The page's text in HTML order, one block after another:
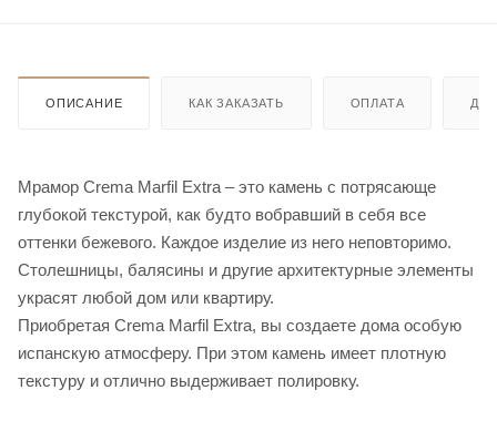
ОПИСАНИЕ КАК ЗАКАЗАТЬ ОПЛАТА
Мрамор Crema Marfil Extra – это камень с потрясающе
глубокой текстурой, как будто вобравший в себя все
оттенки бежевого. Каждое изделие из него неповторимо.
Столешницы, балясины и другие архитектурные элементы
украсят любой дом или квартиру.
Приобретая Crema Marfil Extra, вы создаете дома особую
испанскую атмосферу. При этом камень имеет плотную
текстуру и отлично выдерживает полировку.